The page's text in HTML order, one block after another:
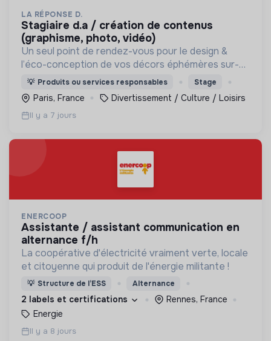
LA RÉPONSE D.
stagiaire d.a / création de contenus
(graphisme, photo, vidéo)
Un seul point de rendez-vous pour le design &
l’éco-conception de vos décors éphémères sur-
mesure. Réconcilions désirable et responsable !
💡 Produits ou services responsables Stage
Paris, France Divertissement / Culture / Loisirs
Il y a 7 jours
ENERCOOP
assistante / assistant communication en
alternance f/h
La coopérative d'électricité vraiment verte, locale
et citoyenne qui produit de l'énergie militante !
💡 Structure de l’ESS Alternance
2 labels et certifications
Rennes, France
Energie
Il y a 8 jours